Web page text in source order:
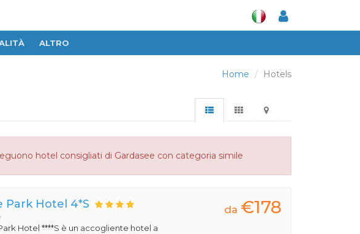
ALTRO
Home Hotels
hotel consigliati di Gardasee con categoria simile
Park Hotel 4*S
Hotel ****S è un accogliente hotel a
da €178